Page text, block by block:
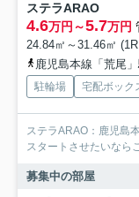
ステラARAO
4.6万円～5.7万円
24.84㎡～31.46㎡
鹿児島本線「荒尾
駐輪場 宅配ボック
ステラARAO：鹿児島
スタートさせたいなら
募集中の部屋